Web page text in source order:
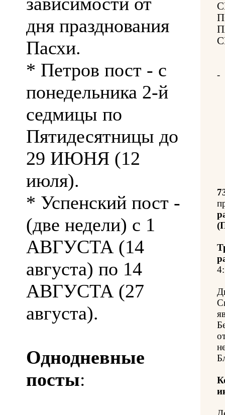
дня празднования
Пасхи.
* Петров пост - с
понедельника 2-й
седмицы по
Пятидесятницы до
29 ИЮНЯ (12
июля).
* Успенский пост -
(две недели) с 1
АВГУСТА (14
августа) по 14
АВГУСТА (27
августа).
Однодневные
посты:
-
4: